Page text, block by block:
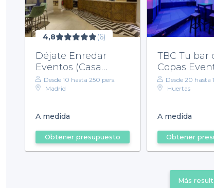
4,8 (6)
Déjate Enredar
Eventos (Casa
Zamora)
Desde 10 hasta 250 pers.
Madrid
A medida
Obtener presupuesto
TBC Tu bar
Copas
Desde 20 hasta
Huertas
A medida
Obtener
Más